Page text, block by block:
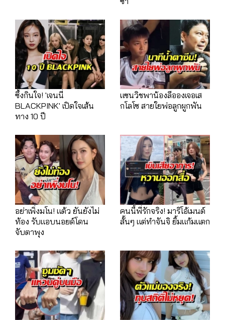
ซึ้งกินใจ! 'เจนนี่
BLACKPINK' เปิดใจเส้น
ทาง 10 ปี
แซนวิชพาน้องลีอองเจอเส
กโลโซ สายใยพ่อลูกผูกพัน
อย่าเพิ่งมโน! แต้ว ยันยังไม่
ท้อง รับแอบนอยด์โดน
จับตาพุง
คนนี้พี่รักจริง! มาริโอ้เมนต์
สั้นๆ แต่ทำจันจิ ยิ้มแก้มแตก